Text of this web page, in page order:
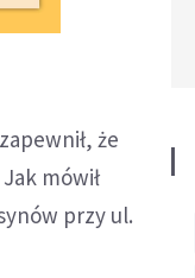
że
mówił
przy ul.